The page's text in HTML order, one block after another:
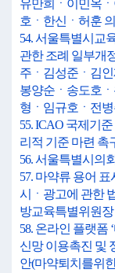
유만희ㆍ이민옥
호ㆍ한신ㆍ허훈
54. 서울특별시교
관한 조례 일부개
주ㆍ김성준ㆍ김
봉양순ㆍ송도호
형ㆍ임규호ㆍ전
55. ICAO 국제기
리적 기준 마련 촉
56. 서울특별시의
57. 마약류 용어
시ㆍ광고에 관한
방교육특별위원장
58. 온라인 플랫폼
신망 이용촉진 및
안(마약퇴치를위